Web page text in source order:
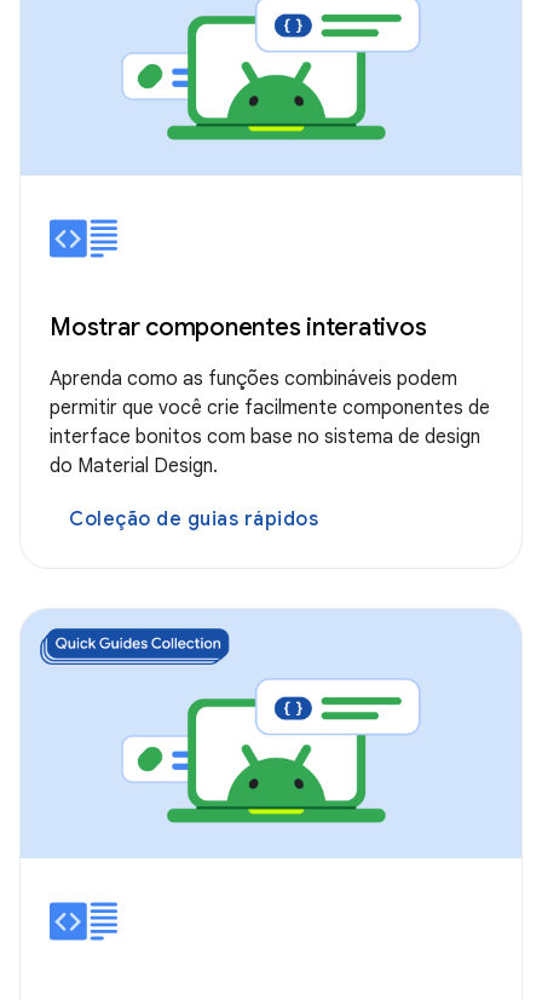
Mostrar componentes interativos
Aprenda como as funções combináveis podem
permitir que você crie facilmente componentes de
interface bonitos com base no sistema de design
do Material Design.
Coleção de guias rápidos